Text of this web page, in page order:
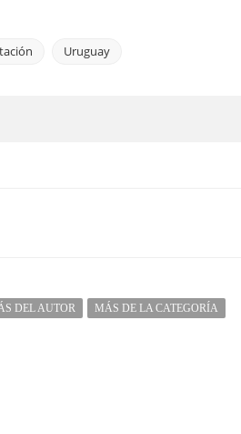
Uruguay
DEL AUTOR MÁS DE LA CATEGORÍA